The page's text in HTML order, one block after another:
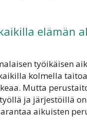
elämän
työikäisen
kolmella
Mutta
ja järjestöillä
aikuisten